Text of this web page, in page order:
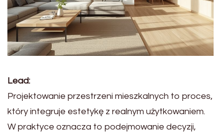
Lead:
Projektowanie przestrzeni mieszkalnych to proces,
który integruje estetykę z realnym użytkowaniem.
W praktyce oznacza to podejmowanie decyzji,